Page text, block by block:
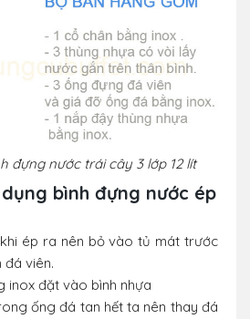
đựng nước trái cây 3 lớp 12 lít
bình đựng nước ép
ép ra nên bỏ vào tủ mát trước
đá viên.
inox đặt vào bình nhựa
ống đá tan hết ta nên thay đá